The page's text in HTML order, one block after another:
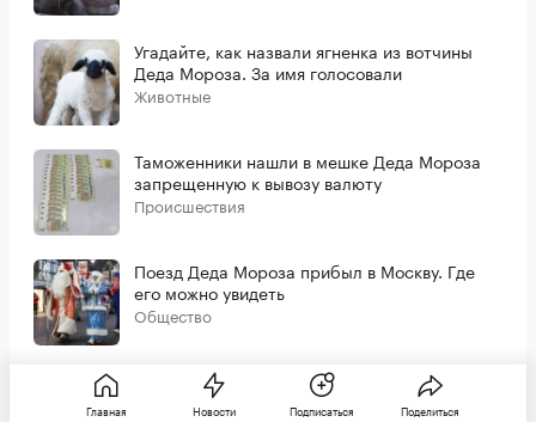
Угадайте, как назвали ягненка из вотчины
Деда Мороза. За имя голосовали
Животные
Таможенники нашли в мешке Деда Мороза
запрещенную к вывозу валюту
Происшествия
Поезд Деда Мороза прибыл в Москву. Где
его можно увидеть
Общество
Главная Новости Подписаться Поделиться